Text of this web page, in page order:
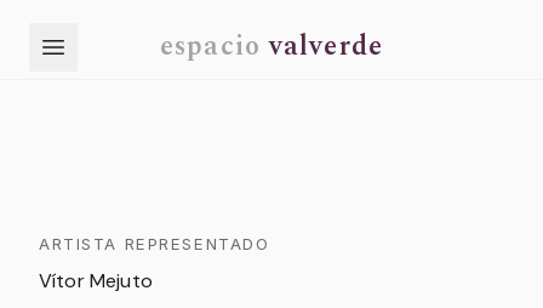
espacio valverde
ARTISTA REPRESENTADO
Vítor Mejuto